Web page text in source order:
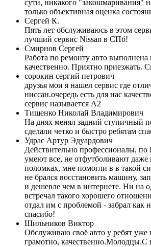
сути, никакого "закошмаривания"
только объективная оценка
Сергей К.
Пять лет обслуживаюсь в этом
лучший сервис Nissan в СПб!
Смирнов Сергей
Работа по ремонту авто
качественно. Приятно приезжать.
сорокин сергий петрович
друзья мои я нашел сервис где
ниссан.очередь есть для нас
сервис называется А2
Тищенко Николай Владимирович
На днях менял задний ступичный
сделали четко и быстро ребятам
Удрас Артур Эдуардович
Действительно профессионалы, по
умеют все, не отфутболивают даже
поломках, мне помогли в в такой
не брался восстановить машину,
и дешевле чем в интернете. Ни на
встречал такого хорошего
отдал им с проблемой - забрал
спасибо!
Шильников Виктор
Обслуживаю своё авто у ребят уже
грамотно,